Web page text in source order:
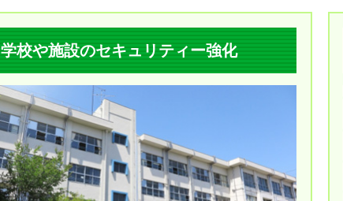
学校や施設のセキュリティー強化